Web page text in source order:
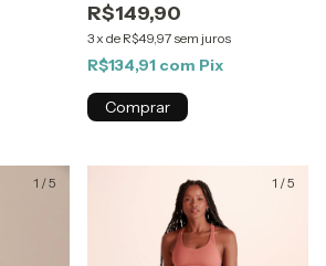
R$149,90
3x de R$49,97 sem juros
R$134,91 com Pix
Comprar
1 /5 1 /5